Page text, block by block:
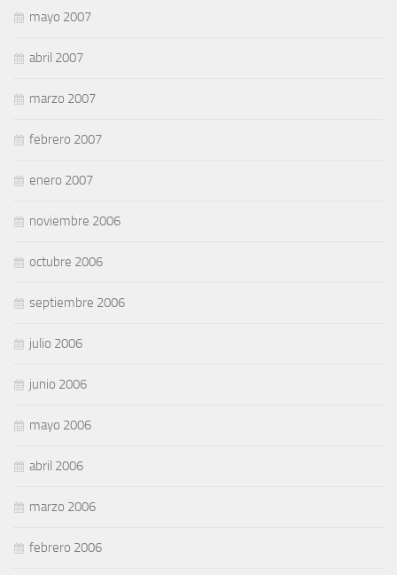
mayo 2007
abril 2007
marzo 2007
febrero 2007
enero 2007
noviembre 2006
octubre 2006
septiembre 2006
julio 2006
junio 2006
mayo 2006
abril 2006
marzo 2006
febrero 2006